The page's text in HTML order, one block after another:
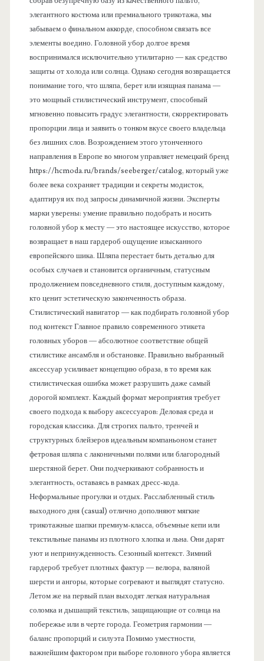
элегантного костюма или премиального трикотажа, мы
забываем о финальном аккорде, способном связать все
элементы воедино. Головной убор долгое время
воспринимался исключительно утилитарно — как средство
защиты от холода или солнца. Однако сегодня возвращается
понимание того, что шляпа, берет или изящная панама —
это мощный стилистический инструмент, способный
мгновенно повысить градус элегантности, скорректировать
пропорции лица и заявить о тонком вкусе своего владельца
без лишних слов. Возрождением этого утонченного
направления в Европе во многом управляет немецкий бренд
https://hcmoda.ru/brands/seeberger/catalog, который уже
более века сохраняет традиции и секреты модисток,
адаптируя их под запросы динамичной жизни. Эксперты
марки уверены: умение правильно подобрать и носить
головной убор к месту — это настоящее искусство, которое
возвращает в наш гардероб ощущение изысканного
европейского шика. Шляпа перестает быть деталью для
особых случаев и становится органичным, статусным
продолжением повседневного стиля, доступным каждому,
кто ценит эстетическую законченность образа.
Стилистический навигатор — как подбирать головной убор
под контекст Главное правило современного этикета
головных уборов — абсолютное соответствие общей
стилистике ансамбля и обстановке. Правильно выбранный
аксессуар усиливает концепцию образа, в то время как
стилистическая ошибка может разрушить даже самый
дорогой комплект. Каждый формат мероприятия требует
своего подхода к выбору аксессуаров: Деловая среда и
городская классика. Для строгих пальто, тренчей и
структурных блейзеров идеальным компаньоном станет
фетровая шляпа с лаконичными полями или благородный
шерстяной берет. Они подчеркивают собранность и
элегантность, оставаясь в рамках дресс-кода.
Неформальные прогулки и отдых. Расслабленный стиль
выходного дня (casual) отлично дополняют мягкие
трикотажные шапки премиум-класса, объемные кепи или
текстильные панамы из плотного хлопка и льна. Они дарят
уют и непринужденность. Сезонный контекст. Зимний
гардероб требует плотных фактур — велюра, валяной
шерсти и ангоры, которые согревают и выглядят статусно.
Летом же на первый план выходят легкая натуральная
соломка и дышащий текстиль, защищающие от солнца на
побережье или в черте города. Геометрия гармонии —
баланс пропорций и силуэта Помимо уместности,
важнейшим фактором при выборе головного убора является